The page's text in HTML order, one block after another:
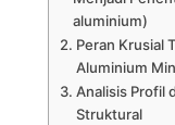
aluminium)
Peran Krusial
Aluminium
Analisis Profil
Struktural